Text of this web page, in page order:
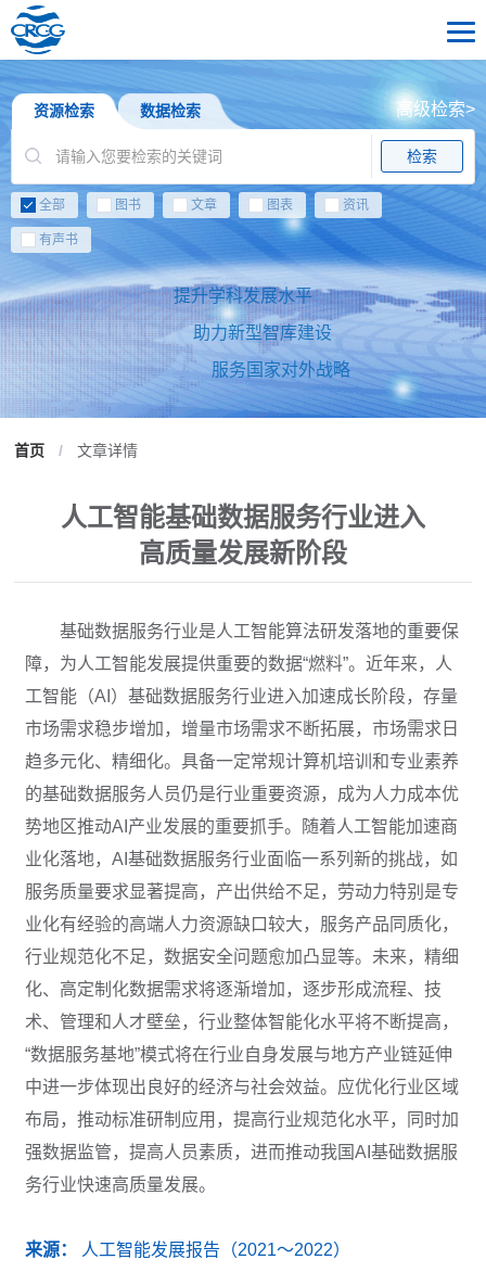
资源检索 数据检索
检索
高级检索>
全部 图书 文章 图表 资讯
有声书
提升学科发展水平
助力新型智库建设
服务国家对外战略
首页 / 文章详情
人工智能基础数据服务行业进入
高质量发展新阶段
基础数据服务行业是人工智能算法研发落地的重要保
障，为人工智能发展提供重要的数据“燃料”。近年来，人
工智能（AI）基础数据服务行业进入加速成长阶段，存量
市场需求稳步增加，增量市场需求不断拓展，市场需求日
趋多元化、精细化。具备一定常规计算机培训和专业素养
的基础数据服务人员仍是行业重要资源，成为人力成本优
势地区推动AI产业发展的重要抓手。随着人工智能加速商
业化落地，AI基础数据服务行业面临一系列新的挑战，如
服务质量要求显著提高，产出供给不足，劳动力特别是专
业化有经验的高端人力资源缺口较大，服务产品同质化，
行业规范化不足，数据安全问题愈加凸显等。未来，精细
化、高定制化数据需求将逐渐增加，逐步形成流程、技
术、管理和人才壁垒，行业整体智能化水平将不断提高，
“数据服务基地”模式将在行业自身发展与地方产业链延伸
中进一步体现出良好的经济与社会效益。应优化行业区域
布局，推动标准研制应用，提高行业规范化水平，同时加
强数据监管，提高人员素质，进而推动我国AI基础数据服
务行业快速高质量发展。
来源：
人工智能发展报告（2021～2022）